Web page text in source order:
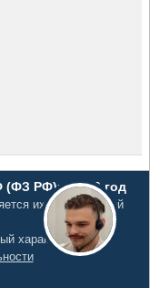
(ФЗ РФ)», 2026 год
их официальной
характер